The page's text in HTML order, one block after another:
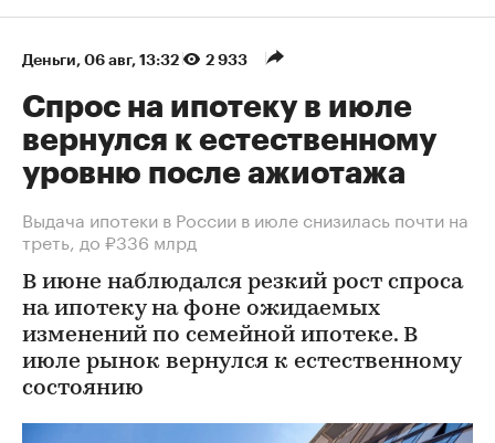
Деньги 06 авг, 13:32 2 933
Спрос на ипотеку в июле
вернулся к естественному
уровню после ажиотажа
Выдача ипотеки в России в июле снизилась почти на
треть, до ₽336 млрд
В июне наблюдался резкий рост спроса
на ипотеку на фоне ожидаемых
изменений по семейной ипотеке. В
июле рынок вернулся к естественному
состоянию